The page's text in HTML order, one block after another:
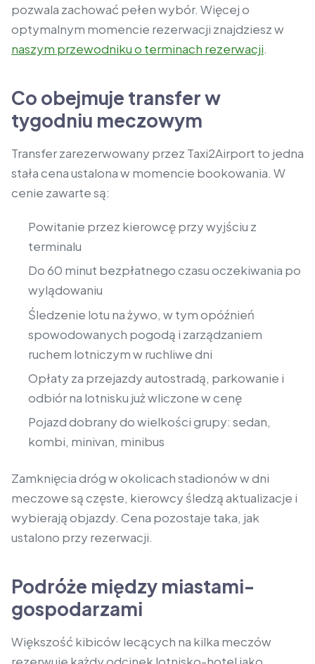
pozwala zachować pełen wybór. Więcej o
optymalnym momencie rezerwacji znajdziesz w
naszym przewodniku o terminach rezerwacji.
Co obejmuje transfer w
tygodniu meczowym
Transfer zarezerwowany przez Taxi2Airport to jedna
stała cena ustalona w momencie bookowania. W
cenie zawarte są:
Powitanie przez kierowcę przy wyjściu z
terminalu
Do 60 minut bezpłatnego czasu oczekiwania po
wylądowaniu
Śledzenie lotu na żywo, w tym opóźnień
spowodowanych pogodą i zarządzaniem
ruchem lotniczym w ruchliwe dni
Opłaty za przejazdy autostradą, parkowanie i
odbiór na lotnisku już wliczone w cenę
Pojazd dobrany do wielkości grupy: sedan,
kombi, minivan, minibus
Zamknięcia dróg w okolicach stadionów w dni
meczowe są częste, kierowcy śledzą aktualizacje i
wybierają objazdy. Cena pozostaje taka, jak
ustalono przy rezerwacji.
Podróże między miastami-
gospodarzami
Większość kibiców lecących na kilka meczów